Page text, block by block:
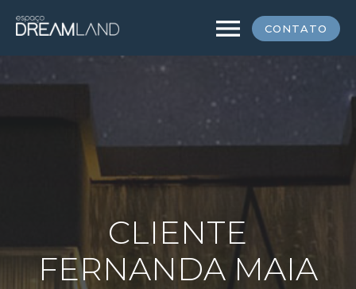
CONTATO
menu
CLIENTE
FERNANDA MAIA